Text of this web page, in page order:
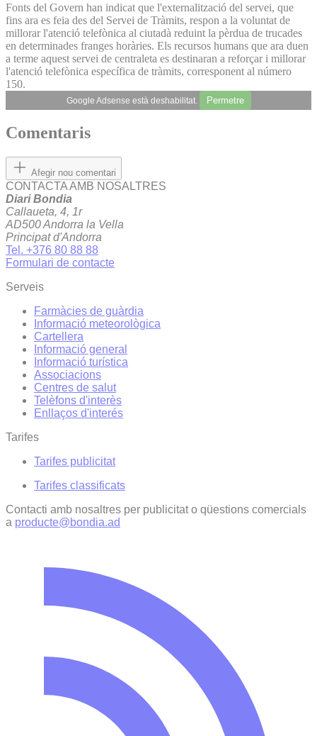
Fonts del Govern han indicat que l'externalització del servei, que
fins ara es feia des del Servei de Tràmits, respon a la voluntat de
millorar l'atenció telefònica al ciutadà reduint la pèrdua de trucades
en determinades franges horàries. Els recursos humans que ara duen
a terme aquest servei de centraleta es destinaran a reforçar i millorar
l'atenció telefònica específica de tràmits, corresponent al número
150.
Google Adsense està deshabilitat. Permetre
Comentaris
Afegir nou comentari
CONTACTA AMB NOSALTRES
Diari Bondia
Callaueta, 4, 1r
AD500 Andorra la Vella
Principat d'Andorra
Tel. +376 80 88 88
Formulari de contacte
Serveis
Farmàcies de guàrdia
Informació meteorològica
Cartellera
Informació general
Informació turística
Associacions
Centres de salut
Telèfons d'interès
Enllaços d'interés
Tarifes
Tarifes publicitat
Tarifes classificats
Contacti amb nosaltres per publicitat o qüestions comercials
a producte@bondia.ad